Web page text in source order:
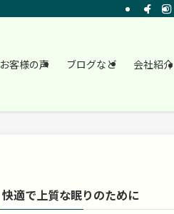
お客様の声 ブログなど 会社紹介
快適で上質な眠りのために